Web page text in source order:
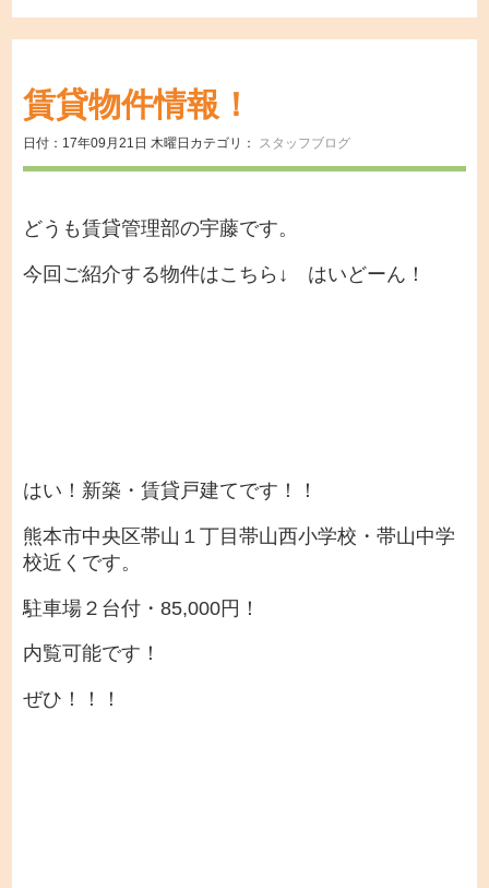
賃貸物件情報！
日付：17年09月21日 木曜日 カテゴリ： スタッフブログ
どうも賃貸管理部の宇藤です。
今回ご紹介する物件はこちら↓ はいどーん！
はい！新築・賃貸戸建てです！！
熊本市中央区帯山１丁目帯山西小学校・帯山中学
校近くです。
駐車場２台付・85,000円！
内覧可能です！
ぜひ！！！